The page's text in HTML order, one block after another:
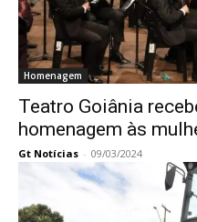
Homenagem
Teatro Goiânia
homenagem às
Gt Notícias - 09/03/2024